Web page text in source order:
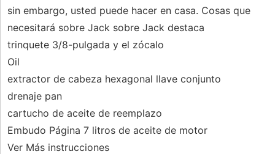
sin embargo, usted puede hacer en casa. Cosas que
necesitará sobre Jack sobre Jack destaca
trinquete 3/8-pulgada y el zócalo
Oil
extractor de cabeza hexagonal llave conjunto
drenaje pan
cartucho de aceite de reemplazo
Embudo Página 7 litros de aceite de motor
Ver Más instrucciones